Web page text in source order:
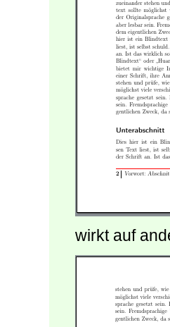
wirkt auf